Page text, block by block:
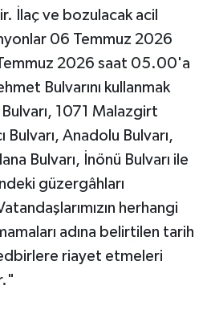
İlaç ve bozulacak acil
06 Temmuz 2026
2026 saat 05.00'a
Bulvarını kullanmak
1071 Malazgirt
Bulvarı, Anadolu Bulvarı,
Bulvarı, İnönü Bulvarı ile
güzergâhları
herhangi
adına belirtilen tarih
riayet etmeleri